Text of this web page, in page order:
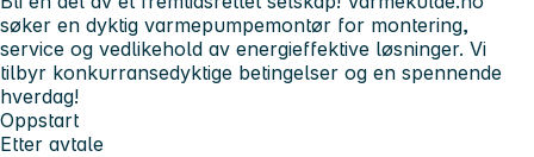
søker en dyktig varmepumpemontør for montering,
service og vedlikehold av energieffektive løsninger. Vi
tilbyr konkurransedyktige betingelser og en spennende
hverdag!
Oppstart
Etter avtale